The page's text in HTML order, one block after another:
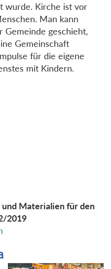
wurde. Kirche ist vor
Man kann
Gemeinde geschieht,
Gemeinschaft
für die eigene
mit Kindern.
Materialien für den
2019